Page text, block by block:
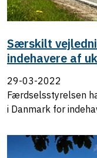
Særskilt
indehavere af
29-03-2022
Færdselsstyrelsen
i Danmark for